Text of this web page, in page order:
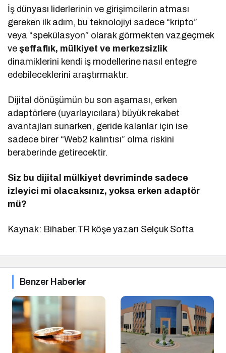
İş dünyası liderlerinin ve girişimcilerin atması
gereken ilk adım, bu teknolojiyi sadece “kripto”
veya “spekülasyon” olarak görmekten vazgeçmek
veşeffaflık, mülkiyet ve merkezsizlik
dinamiklerini kendi iş modellerine nasıl entegre
edebileceklerini araştırmaktır.
Dijital dönüşümün bu son aşaması, erken
adaptörlere (uyarlayıcılara) büyük rekabet
avantajları sunarken, geride kalanlar için ise
sadece birer “Web2 kalıntısı” olma riskini
beraberinde getirecektir.
Siz bu dijital mülkiyet devriminde sadece
izleyici mi olacaksınız, yoksa erken adaptör
mü?
Kaynak: Bihaber.TR köşe yazarı Selçuk Softa
Benzer Haberler